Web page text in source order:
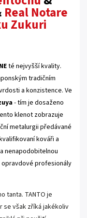
Real Notare
Zukuri
té nejvyšší kvality.
tradičním
a konzistence. Ve
- tím je dosaženo
klenot zobrazuje
metalurgii předávané
kováři a
nenapodobitelnou
profesionály
tanta. TANTO je
se však zříká jakékoliv